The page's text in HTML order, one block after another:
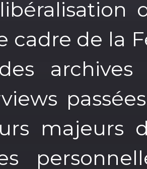
cadre de la
archives
majeurs